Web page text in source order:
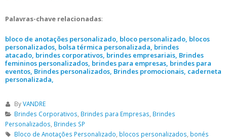
Palavras-chave relacionadas:
bloco de anotações personalizado, bloco personalizado, blocos
personalizados, bolsa térmica personalizada, brindes
atacado, brindes corporativos, brindes empresariais, Brindes
femininos personalizados, brindes para empresas, brindes para
eventos, Brindes personalizados, Brindes promocionais, caderneta
personalizada,
ByVANDRE
Brindes Corporativos Brindes para Empresas Brindes
Personalizados Brindes SP
Bloco de Anotações Personalizado blocos personalizados bonés